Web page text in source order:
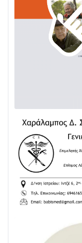
02/08 • 18:26
Διαβάστε την
31/07 • 08:16
Δωρίδα για
24/07 • 11:31
ΕΚΤΑΚΤΟ –
ΠΥΡΟΣΒΕΣΤΙΚΗ
ΓΡΑΝΙΤΣΑ
24/07 • 11:03